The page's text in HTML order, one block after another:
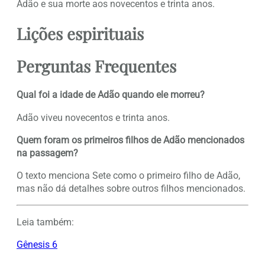
Adão e sua morte aos novecentos e trinta anos.
Lições espirituais
Perguntas Frequentes
Qual foi a idade de Adão quando ele morreu?
Adão viveu novecentos e trinta anos.
Quem foram os primeiros filhos de Adão mencionados
na passagem?
O texto menciona Sete como o primeiro filho de Adão,
mas não dá detalhes sobre outros filhos mencionados.
Leia também:
Gênesis 6